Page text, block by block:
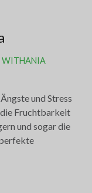
WITHANIA
und Stress
Fruchtbarkeit
und sogar die